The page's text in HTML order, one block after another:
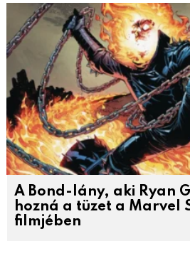
A Bond-lány, aki Ryan
hozná a tüzet a Marvel
filmjében